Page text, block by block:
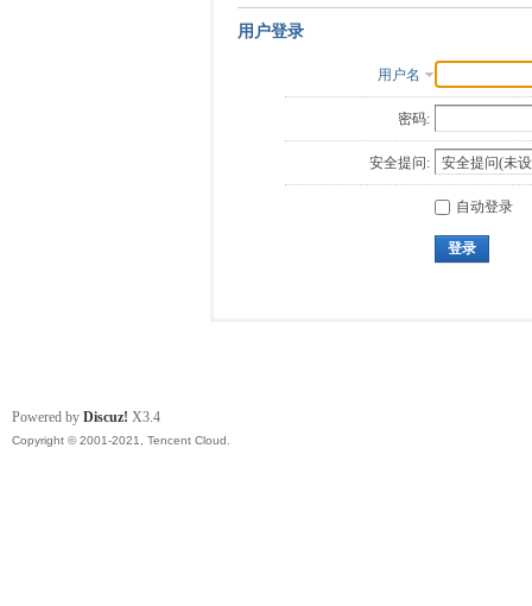
用户登录
用户名
密码:
安全提问:
自动登录
登录
Powered by Discuz! X3.4
Copyright © 2001-2021, Tencent Cloud.